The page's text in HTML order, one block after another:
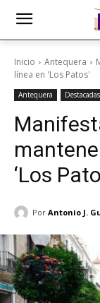
Inicio Antequera
línea en 'Los Patos'
Antequera Destacadas
‘Los
Por Antonio J.